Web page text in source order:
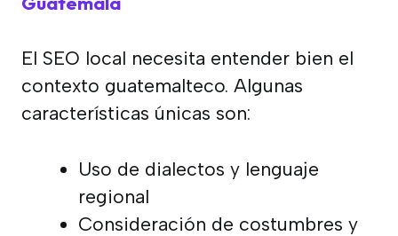
El SEO local necesita entender bien el
contexto guatemalteco. Algunas
características únicas son:
Uso de dialectos y lenguaje
regional
Consideración de costumbres y